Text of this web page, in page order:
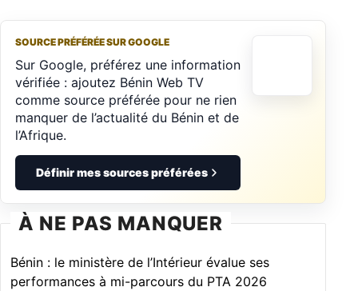
SOURCE PRÉFÉRÉE SUR GOOGLE
Sur Google, préférez une information
vérifiée : ajoutez Bénin Web TV
comme source préférée pour ne rien
manquer de l’actualité du Bénin et de
l’Afrique.
Définir mes sources préférées
À NE PAS MANQUER
Bénin : le ministère de l’Intérieur évalue ses
performances à mi-parcours du PTA 2026